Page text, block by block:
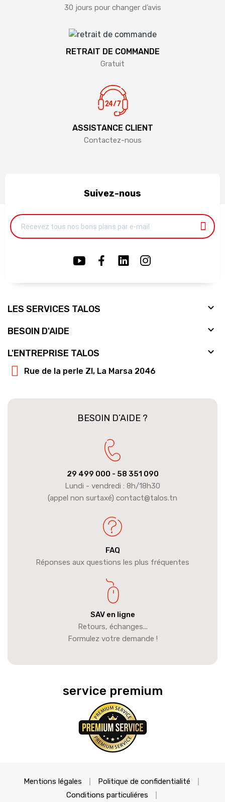
30 jours pour changer d’avis
RETRAIT DE COMMANDE
Gratuit
ASSISTANCE CLIENT
Contactez-nous
Suivez-nous
LES SERVICES TALOS 
BESOIN D'AIDE 
L'ENTREPRISE TALOS 
Rue de la perle ZI, La Marsa 2046
BESOIN D’AIDE ?
29 499 000 - 58 351 090
Lundi - vendredi : 8h/18h30
(appel non surtaxé) contact@talos.tn
FAQ
Réponses aux questions les plus fréquentes
SAV en ligne
Retours, échanges...
Formulez votre demande !
service premium
Mentions légales
Politique de confidentialité
Conditions particuliéres